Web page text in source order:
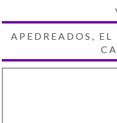
APEDREADOS,